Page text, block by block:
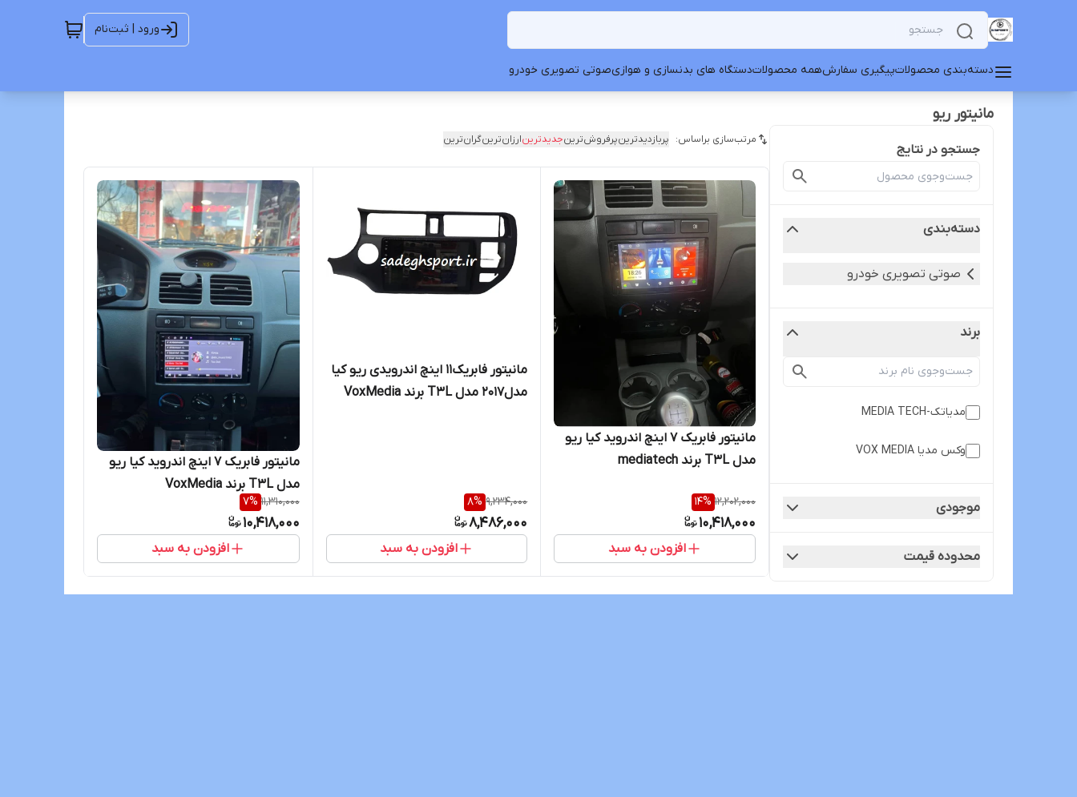
ورود | ثبت‌نام
دسته‌بندی محصولاتپیگیری سفارشهمه محصولاتدستگاه های بدنسازی و هوازیصوتی تصویری خودرو
مانیتور ریو
جستجو در نتایج
دسته‌بندی
صوتی تصویری خودرو
برند
مدیاتک-MEDIA TECH
وکس مدیا VOX MEDIA
موجودی
محدوده قیمت
مرتب‌سازی براساس: پربازدیدترینپرفروش‌ترینجدیدترینارزان‌ترینگران‌ترین
مانیتور فابریک ۷ اینچ اندروید کیا ریو
مدل T3L برند mediatech
12,202,000
14%
10,418,000
افزودن به سبد
مانیتور فابریک11 اینچ اندرویدی ریو کیا
مدل۲۰۱۷ مدل T3L برند VoxMedia
9,234,000
8%
8,486,000
افزودن به سبد
مانیتور فابریک ۷ اینچ اندروید کیا ریو
مدل T3L برند VoxMedia
11,310,000
7%
10,418,000
افزودن به سبد